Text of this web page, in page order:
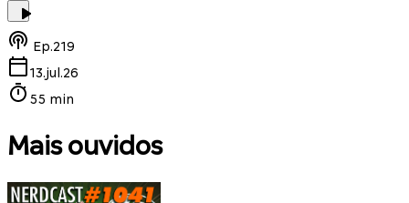
Ep.219
13.jul.26
55 min
Mais ouvidos